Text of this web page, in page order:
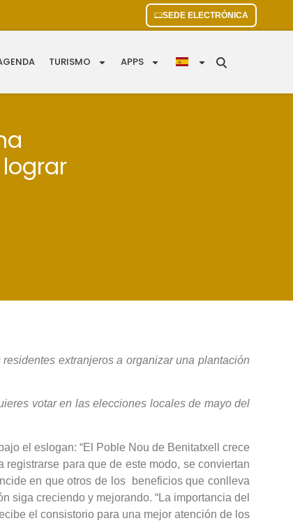
SEDE ELECTRÓNICA
TURISMO APPS
extranjeros a organizar una plantación
votar en las elecciones locales de mayo del
el eslogan: “El Poble Nou de Benitatxell crece
para que de este modo, se conviertan
en que otros de los beneficios que conlleva
siga creciendo y mejorando. “La importancia del
el consistorio para una mejor atención de los